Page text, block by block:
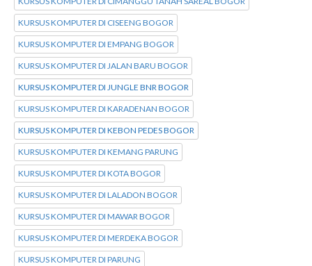
KURSUS KOMPUTER DI CISEENG BOGOR
KURSUS KOMPUTER DI EMPANG BOGOR
KURSUS KOMPUTER DI JALAN BARU BOGOR
KURSUS KOMPUTER DI JUNGLE BNR BOGOR
KURSUS KOMPUTER DI KARADENAN BOGOR
KURSUS KOMPUTER DI KEBON PEDES BOGOR
KURSUS KOMPUTER DI KEMANG PARUNG
KURSUS KOMPUTER DI KOTA BOGOR
KURSUS KOMPUTER DI LALADON BOGOR
KURSUS KOMPUTER DI MAWAR BOGOR
KURSUS KOMPUTER DI MERDEKA BOGOR
KURSUS KOMPUTER DI PARUNG